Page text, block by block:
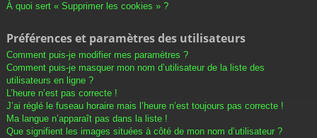
À quoi sert « Supprimer les cookies » ?
Préférences et paramètres des utilisateurs
Comment puis-je modifier mes paramètres ?
Comment puis-je masquer mon nom d’utilisateur de la liste des
utilisateurs en ligne ?
L’heure n’est pas correcte !
J’ai réglé le fuseau horaire mais l’heure n’est toujours pas correcte !
Ma langue n’apparaît pas dans la liste !
Que signifient les images situées à côté de mon nom d’utilisateur ?